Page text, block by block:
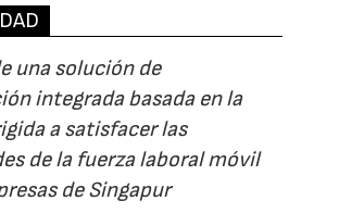
una solución de
integrada basada en la
a satisfacer las
de la fuerza laboral móvil
de Singapur